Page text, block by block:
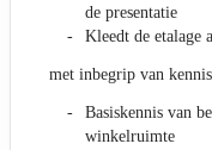
de presentatie
Kleedt de etalage
met inbegrip van
Basiskennis van
winkelruimte